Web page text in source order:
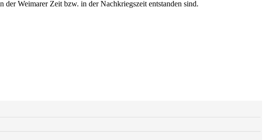
Weimarer Zeit bzw. in der Nachkriegszeit entstanden sind.